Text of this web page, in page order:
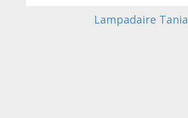
Lampadaire Tania